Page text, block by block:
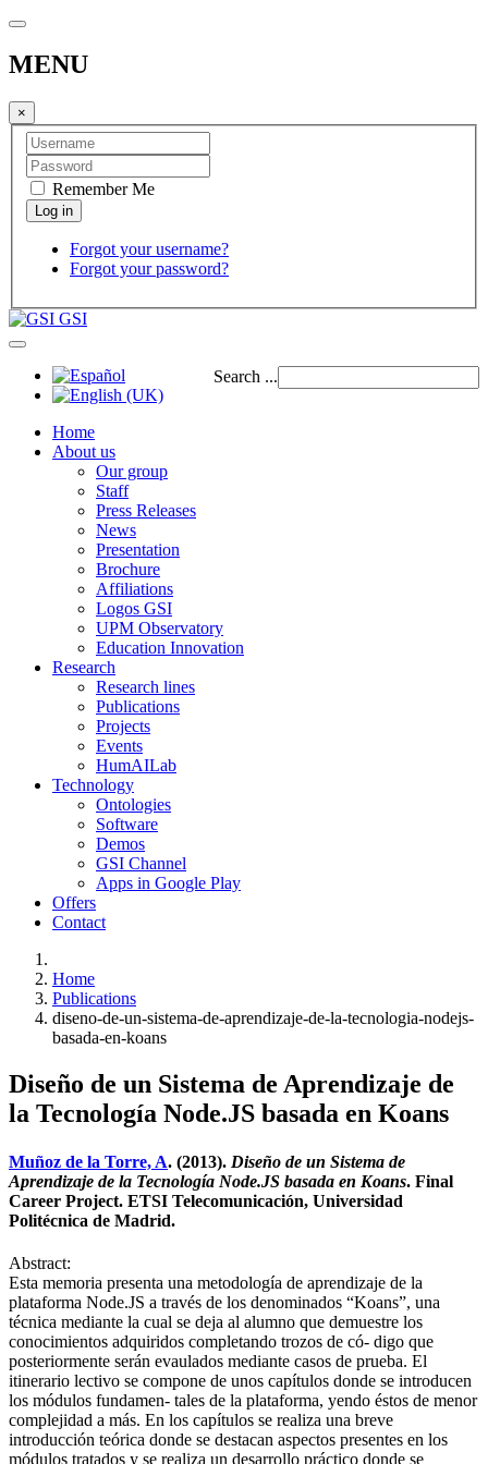
MENU
×
Remember Me
Forgot your username?
Forgot your password?
GSI
Search ...
Home
About us
Our group
Staff
Press Releases
News
Presentation
Brochure
Affiliations
Logos GSI
UPM Observatory
Education Innovation
Research
Research lines
Publications
Projects
Events
HumAILab
Technology
Ontologies
Software
Demos
GSI Channel
Apps in Google Play
Offers
Contact
Home
Publications
diseno-de-un-sistema-de-aprendizaje-de-la-tecnologia-nodejs-
basada-en-koans
Diseño de un Sistema de Aprendizaje de
la Tecnología Node.JS basada en Koans
Muñoz de la Torre, A. (2013). Diseño de un Sistema de
Aprendizaje de la Tecnología Node.JS basada en Koans. Final
Career Project. ETSI Telecomunicación, Universidad
Politécnica de Madrid.
Abstract:
Esta memoria presenta una metodología de aprendizaje de la
plataforma Node.JS a través de los denominados “Koans”, una
técnica mediante la cual se deja al alumno que demuestre los
conocimientos adquiridos completando trozos de có- digo que
posteriormente serán evaulados mediante casos de prueba. El
itinerario lectivo se compone de unos capítulos donde se introducen
los módulos fundamen- tales de la plataforma, yendo éstos de menor
complejidad a más. En los capítulos se realiza una breve
introducción teórica donde se destacan aspectos presentes en los
módulos tratados y se realiza un desarrollo práctico donde se